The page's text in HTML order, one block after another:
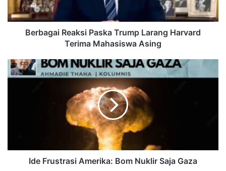
Berbagai Reaksi Paska Trump Larang Harvard
Terima Mahasiswa Asing
Ide Frustrasi Amerika: Bom Nuklir Saja Gaza